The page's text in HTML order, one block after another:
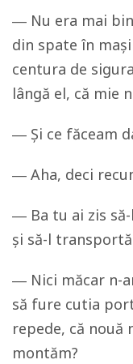
― Nu era mai
din spate în
centura de
lângă el, că mie
― Și ce făceam
― Aha, deci
― Ba tu ai zis
și să-l
― Nici măcar n-
să fure cutia
repede, că nouă
montăm?